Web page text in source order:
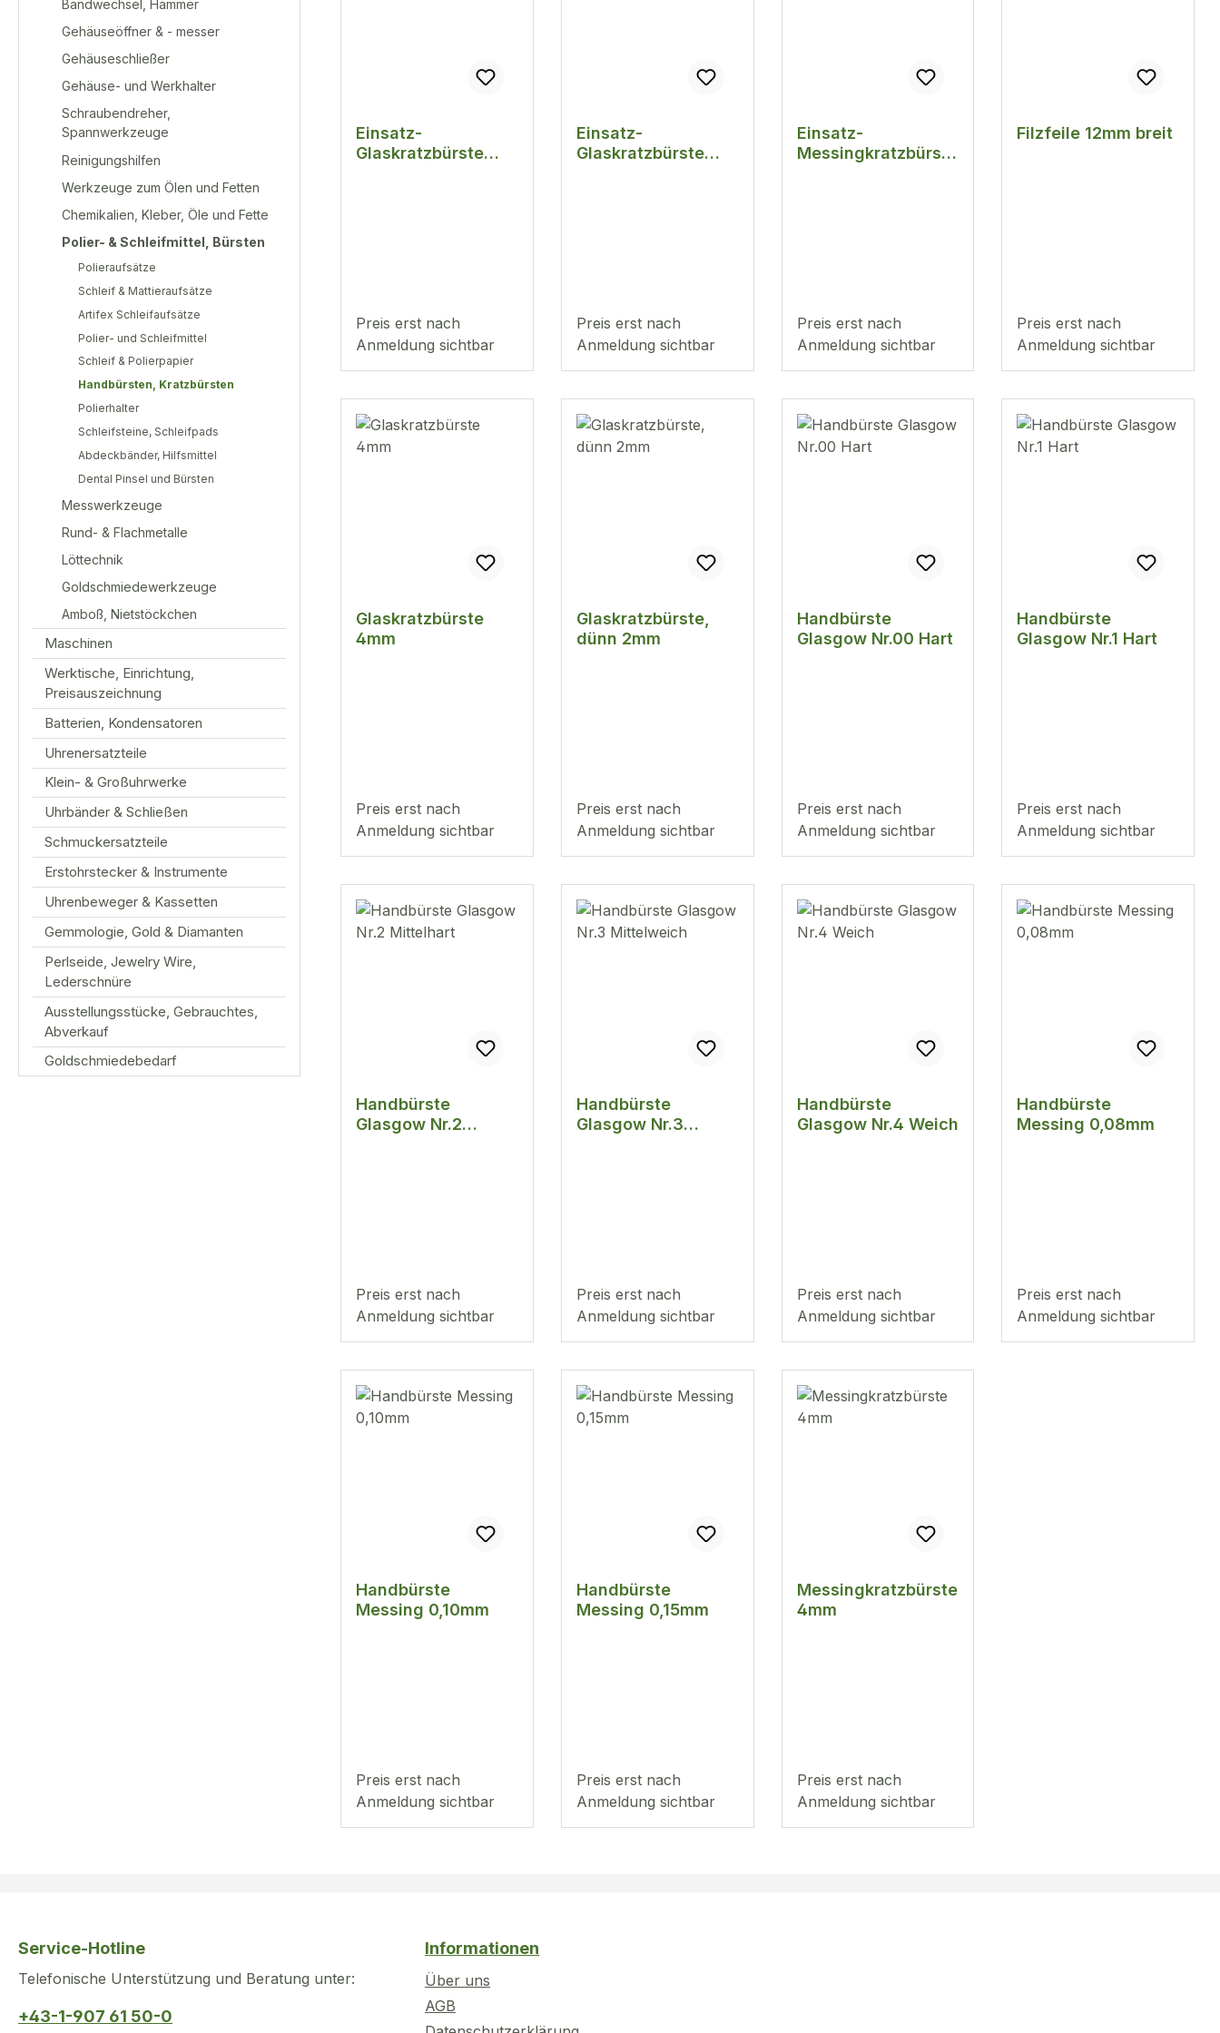
Bandwechsel, Hämmer
Gehäuseöffner & - messer
Gehäuseschließer
Gehäuse- und Werkhalter
Schraubendreher,
Spannwerkzeuge
Reinigungshilfen
Werkzeuge zum Ölen und Fetten
Chemikalien, Kleber, Öle und Fette
Polier- & Schleifmittel, Bürsten
Polieraufsätze
Schleif & Mattieraufsätze
Artifex Schleifaufsätze
Polier- und Schleifmittel
Schleif & Polierpapier
Handbürsten, Kratzbürsten
Polierhalter
Schleifsteine, Schleifpads
Abdeckbänder, Hilfsmittel
Dental Pinsel und Bürsten
Messwerkzeuge
Rund- & Flachmetalle
Löttechnik
Goldschmiedewerkzeuge
Amboß, Nietstöckchen
Maschinen
Werktische, Einrichtung,
Preisauszeichnung
Batterien, Kondensatoren
Uhrenersatzteile
Klein- & Großuhrwerke
Uhrbänder & Schließen
Schmuckersatzteile
Erstohrstecker & Instrumente
Uhrenbeweger & Kassetten
Gemmologie, Gold & Diamanten
Perlseide, Jewelry Wire,
Lederschnüre
Ausstellungsstücke, Gebrauchtes,
Abverkauf
Goldschmiedebedarf
Einsatz-
Glaskratzbürste
Preis erst nach
Anmeldung sichtbar
Einsatz-
Glaskratzbürste
Preis erst nach
Anmeldung sichtbar
Einsatz-
Messingkratzbürste
Preis erst nach
Anmeldung sichtbar
Filzfeile 12mm breit
Preis erst nach
Anmeldung sichtbar
Glaskratzbürste
4mm
Preis erst nach
Anmeldung sichtbar
Glaskratzbürste,
dünn 2mm
Preis erst nach
Anmeldung sichtbar
Handbürste
Glasgow Nr.00 Hart
Preis erst nach
Anmeldung sichtbar
Handbürste
Glasgow Nr.1 Hart
Preis erst nach
Anmeldung sichtbar
Handbürste
Glasgow Nr.2
Preis erst nach
Anmeldung sichtbar
Handbürste
Glasgow Nr.3
Preis erst nach
Anmeldung sichtbar
Handbürste
Glasgow Nr.4 Weich
Preis erst nach
Anmeldung sichtbar
Handbürste
Messing 0,08mm
Preis erst nach
Anmeldung sichtbar
Handbürste
Messing 0,10mm
Preis erst nach
Anmeldung sichtbar
Handbürste
Messing 0,15mm
Preis erst nach
Anmeldung sichtbar
Messingkratzbürste
4mm
Preis erst nach
Anmeldung sichtbar
Service-Hotline
Telefonische Unterstützung und Beratung unter:
+43-1-907 61 50-0
Informationen
Über uns
AGB